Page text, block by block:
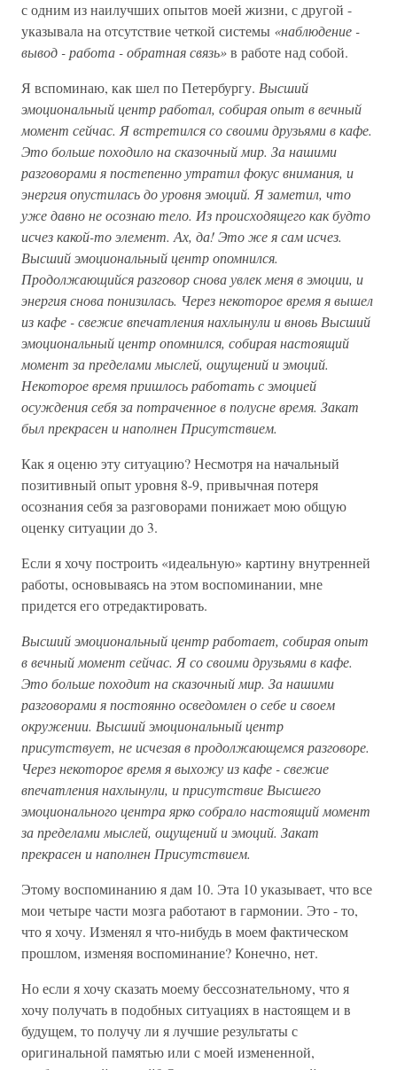
с одним из наилучших опытов моей жизни, с другой -
указывала на отсутствие четкой системы «наблюдение -
вывод - работа - обратная связь»в работе над собой.
Я вспоминаю, как шел по Петербургу. Высший
эмоциональный центр работал, собирая опыт в вечный
момент сейчас. Я встретился со своими друзьями в кафе.
Это больше походило на сказочный мир. За нашими
разговорами я постепенно утратил фокус внимания, и
энергия опустилась до уровня эмоций. Я заметил, что
уже давно не осознаю тело. Из происходящего как будто
исчез какой-то элемент. Ах, да! Это же я сам исчез.
Высший эмоциональный центр опомнился.
Продолжающийся разговор снова увлек меня в эмоции, и
энергия снова понизилась. Через некоторое время я вышел
из кафе - свежие впечатления нахлынули и вновь Высший
эмоциональный центр опомнился, собирая настоящий
момент за пределами мыслей, ощущений и эмоций.
Некоторое время пришлось работать с эмоцией
осуждения себя за потраченное в полусне время. Закат
был прекрасен и наполнен Присутствием.
Как я оценю эту ситуацию? Несмотря на начальный
позитивный опыт уровня 8-9, привычная потеря
осознания себя за разговорами понижает мою общую
оценку ситуации до 3.
Если я хочу построить «идеальную» картину внутренней
работы, основываясь на этом воспоминании, мне
придется его отредактировать.
Высший эмоциональный центр работает, собирая опыт
в вечный момент сейчас. Я со своими друзьями в кафе.
Это больше походит на сказочный мир. За нашими
разговорами я постоянно осведомлен о себе и своем
окружении. Высший эмоциональный центр
присутствует, не исчезая в продолжающемся разговоре.
Через некоторое время я выхожу из кафе - свежие
впечатления нахлынули, и присутствие Высшего
эмоционального центра ярко собрало настоящий момент
за пределами мыслей, ощущений и эмоций. Закат
прекрасен и наполнен Присутствием.
Этому воспоминанию я дам 10. Эта 10 указывает, что все
мои четыре части мозга работают в гармонии. Это - то,
что я хочу. Изменял я что-нибудь в моем фактическом
прошлом, изменяя воспоминание? Конечно, нет.
Но если я хочу сказать моему бессознательному, что я
хочу получать в подобных ситуациях в настоящем и в
будущем, то получу ли я лучшие результаты с
оригинальной памятью или с моей измененной,